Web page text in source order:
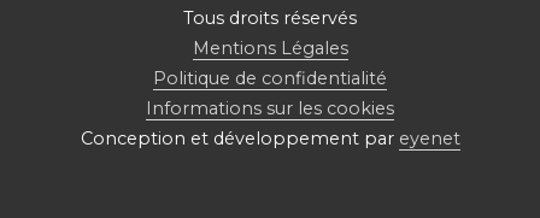
Tous droits réservés
Mentions Légales
Politique de confidentialité
Informations sur les cookies
Conception et développement par eyenet